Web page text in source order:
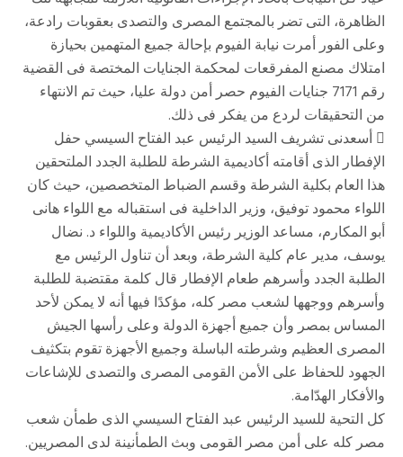
الظاهرة، التى تضر بالمجتمع المصرى والتصدى بعقوبات رادعة،
وعلى الفور أمرت نيابة الفيوم بإحالة جميع المتهمين بحيازة
امتلاك مصنع المفرقعات لمحكمة الجنايات المختصة فى القضية
رقم 7171 جنايات الفيوم حصر أمن دولة عليا، حيث تم الانتهاء
من التحقيقات لردع من يفكر فى ذلك.
 أسعدنى تشريف السيد الرئيس عبد الفتاح السيسي حفل
الإفطار الذى أقامته أكاديمية الشرطة للطلبة الجدد الملتحقين
هذا العام بكلية الشرطة وقسم الضباط المتخصصين، حيث كان
اللواء محمود توفيق، وزير الداخلية فى استقباله مع اللواء هانى
أبو المكارم، مساعد الوزير رئيس الأكاديمية واللواء د. نضال
يوسف، مدير عام كلية الشرطة، وبعد أن تناول الرئيس مع
الطلبة الجدد وأسرهم طعام الإفطار قال كلمة مقتضبة للطلبة
وأسرهم ووجهها لشعب مصر كله، مؤكدًا فيها أنه لا يمكن لأحد
المساس بمصر وأن جميع أجهزة الدولة وعلى رأسها الجيش
المصرى العظيم وشرطته الباسلة وجميع الأجهزة تقوم بتكثيف
الجهود للحفاظ على الأمن القومى المصرى والتصدى للإشاعات
والأفكار الهدّامة.
كل التحية للسيد الرئيس عبد الفتاح السيسي الذى طمأن شعب
مصر كله على أمن مصر القومى وبث الطمأنينة لدى المصريين.